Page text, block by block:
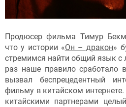
Продюсер фильма Тимур
что у истории «Он – дракон»
стремимся найти общий язык
раз наше правило сработало
вызвал беспрецедентный
фильму в китайском
китайскими партнерами